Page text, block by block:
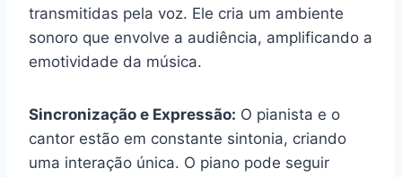
transmitidas pela voz. Ele cria um ambiente
sonoro que envolve a audiência, amplificando a
emotividade da música.
Sincronização e Expressão: O pianista e o
cantor estão em constante sintonia, criando
uma interação única. O piano pode seguir